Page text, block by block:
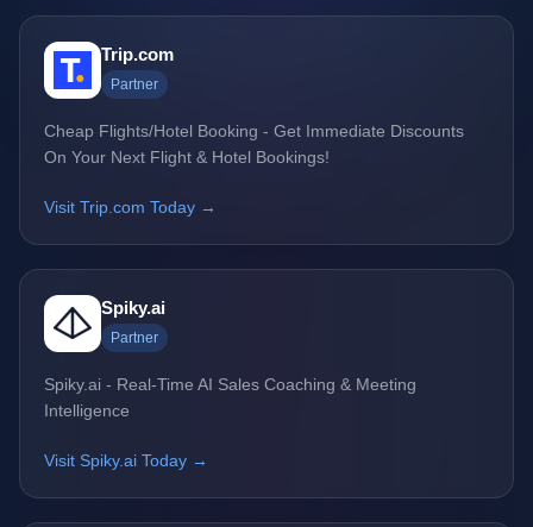
Trip.com
Partner
Cheap Flights/Hotel Booking - Get Immediate Discounts
On Your Next Flight & Hotel Bookings!
Visit Trip.com Today →
Spiky.ai
Partner
Spiky.ai - Real-Time AI Sales Coaching & Meeting
Intelligence
Visit Spiky.ai Today →